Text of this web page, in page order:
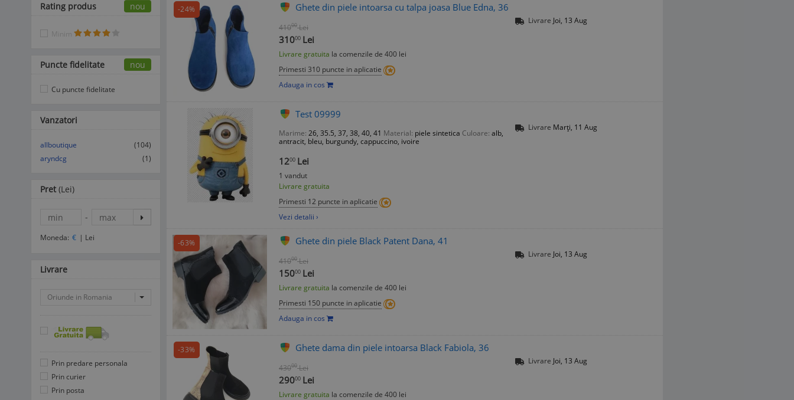
-24% Ghete din piele intoarsa cu talpa joasa Blue Edna, 36
41000 Lei
31000 Lei
Livrare gratuita la comenzile de 400 lei
Primesti 310 puncte in aplicatie
Adauga in cos
Livrare Joi, 13 Aug
Test 09999
Marime: 26, 35.5, 37, 38, 40, 41 Material: piele sintetica Culoare: alb,
antracit, bleu, burgundy, cappuccino, ivoire
1200 Lei
1 vandut
Livrare gratuita
Primesti 12 puncte in aplicatie
Vezi detalii ›
Livrare Marți, 11 Aug
-63% Ghete din piele Black Patent Dana, 41
41000 Lei
15000 Lei
Livrare gratuita la comenzile de 400 lei
Primesti 150 puncte in aplicatie
Adauga in cos
Livrare Joi, 13 Aug
-33% Ghete dama din piele intoarsa Black Fabiola, 36
43000 Lei
29000 Lei
Livrare gratuita la comenzile de 400 lei
Livrare Joi, 13 Aug
Rating produs nou
Minim
Puncte fidelitate nou
Cu puncte fidelitate
Vanzatori
allboutique
(104)
aryndcg
(1)
Pret (Lei)
-
Moneda: € | Lei
Livrare
Oriunde in Romania
Prin predare personala
Prin curier
Prin posta